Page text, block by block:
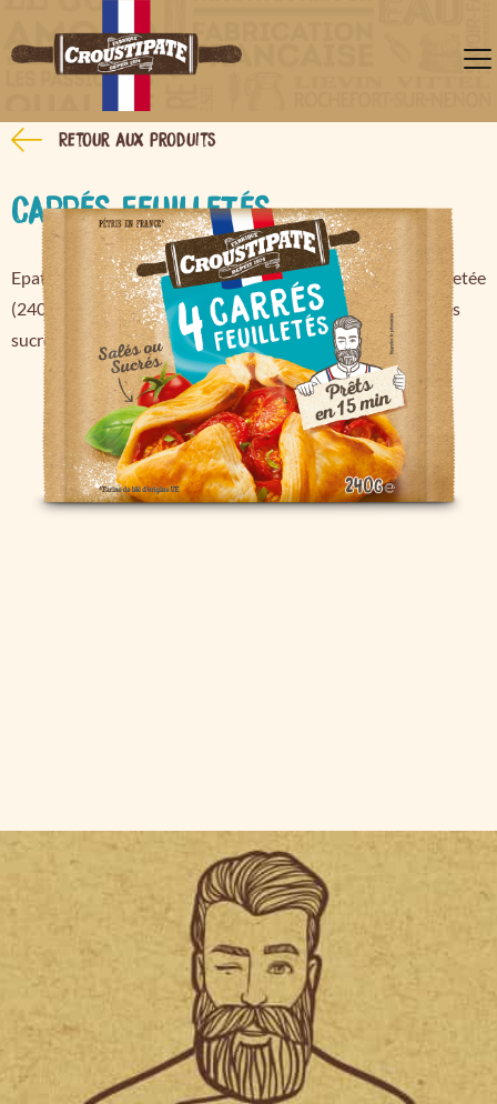
Retour aux produits
CARRÉS FEUILLETÉS
Epatez vos crousti-convives avec ces 4 carrés de pâte feuilletée
(240g). Un format individuel idéal pour réaliser des recettes
sucrées ou salées et laissez place à votre créativité !